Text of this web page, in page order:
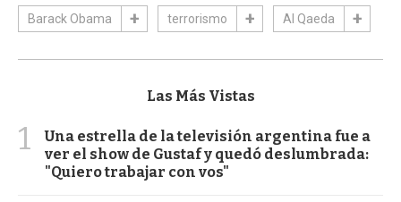
Barack Obama terrorismo Al Qaeda
Las Más Vistas
1
Una estrella de la televisión argentina fue a
ver el show de Gustaf y quedó deslumbrada:
"Quiero trabajar con vos"